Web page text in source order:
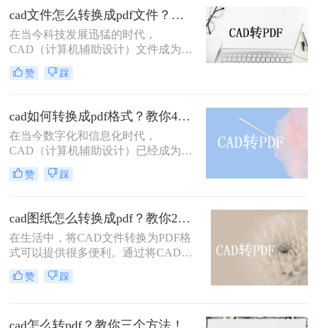
pdf文件等等。而许多时候，我们需要
把这些不同格式的文件，做一些相互
转换的操作，类似于把cad转换为pdf
格式的文件。那么如何将cad图纸怎样
转pdf？不必担心，下面小编将以如何
将cad文件转换为pdf文件的操作为
cad文件怎么转换成pdf文件？分享三个转换方法！
在当今科技发展迅猛的时代，
CAD（计算机辅助设计）文件成为许
多设计师和工程师的工作常用文件格
式。然而，有时我们需要将CAD文件
保存。本文将介绍几种cad文件怎么转
换成pdf文件的方法，以帮助您将
CAD文件转换为高质量的PDF文件。
赞 踩
cad如何转换成pdf格式？教你4个简单又实用的方法~
在当今数字化和信息化时代，
CAD（计算机辅助设计）已经成为了
设计工作中不可或缺的工具。然而，
有时候我们需要将CAD文件转换成
或打印。那么，有哪些快速、简单的
方法可以帮助我们实现CAD转PDF
呢？下面，本文将为您介绍几种cad如
何转换成pdf格式方法，让您轻松完成
这一转换任务！
赞 踩
cad图纸怎么转换成pdf？教你2个简单又实用的方法~
在生活中，将CAD文件转换为PDF格
式可以提供很多便利。通过将CAD文
件转换为PDF，您可以轻松地共享和
传输设计图纸。此外，还可以确保文
赞 踩